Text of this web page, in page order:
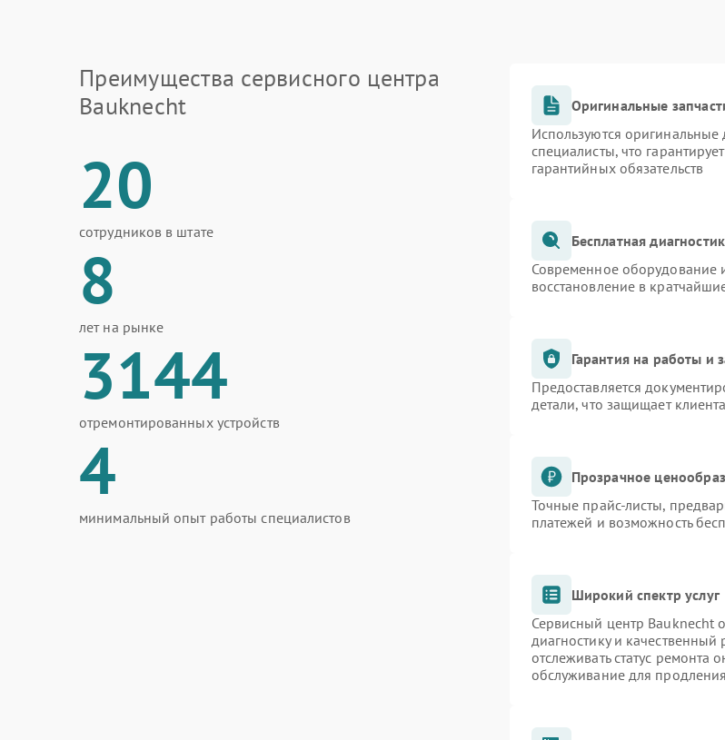
Преимущества сервисного центра
Bauknecht
20
сотрудников в штате
8
лет на рынке
3144
отремонтированных устройств
4
минимальный опыт работы специалистов
Оригинальные
Используются
специалисты, что
гарантийных обязательств
Бесплатная
Современное оборудование
восстановление в
Гарантия на работы и
Предоставляется
детали, что защищает
Прозрачное
Точные прайс-листы,
платежей и возможность
Широкий спектр услуг
Сервисный центр Bauknecht
диагностику и
отслеживать статус ремонта
обслуживание для